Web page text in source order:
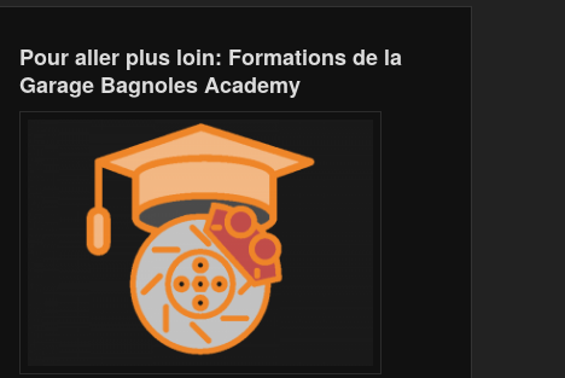
Pour aller plus loin: Formations de la
Garage Bagnoles Academy